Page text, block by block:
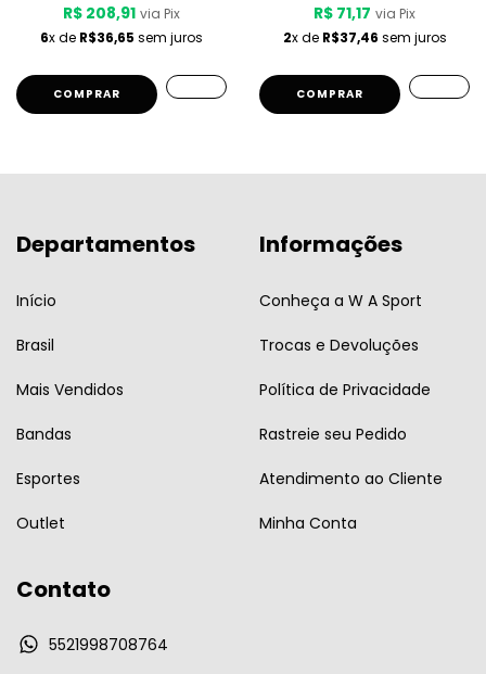
R$ 208,91 via Pix
6x de R$36,65 sem juros
COMPRAR
R$ 71,17 via Pix
2x de R$37,46 sem juros
COMPRAR
Departamentos
Início
Brasil
Mais Vendidos
Bandas
Esportes
Outlet
Informações
Conheça a W A Sport
Trocas e Devoluções
Política de Privacidade
Rastreie seu Pedido
Atendimento ao Cliente
Minha Conta
Contato
5521998708764